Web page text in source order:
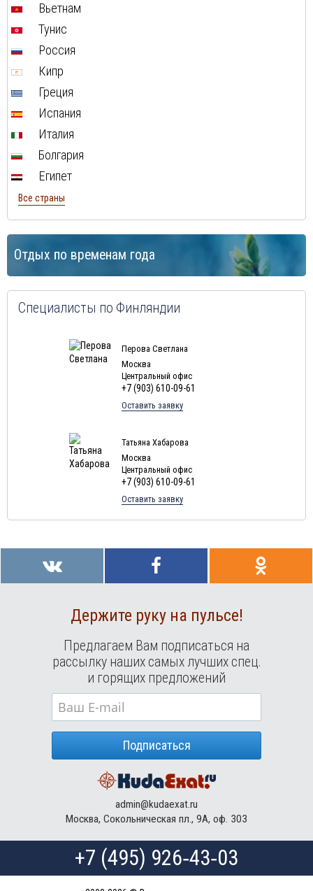
Вьетнам
Тунис
Россия
Кипр
Греция
Испания
Италия
Болгария
Египет
Все страны
Отдых по временам года
Специалисты по Финляндии
Перова Светлана
Москва
Центральный офис
+7 (903) 610-09-61
Оставить заявку
Татьяна Хабарова
Москва
Центральный офис
+7 (903) 610-09-61
Оставить заявку
Держите руку на пульсе!
Предлагаем Вам подписаться на
рассылку наших самых лучших спец.
и горящих предложений
Подписаться
admin@kudaexat.ru
Москва, Сокольническая пл., 9А, оф. 303
+7 (495) 926‑43‑03